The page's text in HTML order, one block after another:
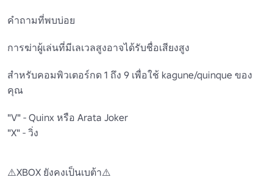
คําถามที่พบบ่อย
การฆ่าผู้เล่นที่มีเลเวลสูงอาจได้รับชื่อเสียงสูง
สําหรับคอมพิวเตอร์กด 1 ถึง 9 เพื่อใช้ kagune/quinque ของ
คุณ
"V" - Quinx หรือ Arata Joker
"X" - วิ่ง
⚠️XBOX ยังคงเป็นเบต้า⚠️